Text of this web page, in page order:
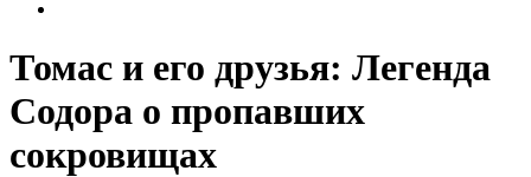
Томас и его друзья: Легенда
Содора о пропавших
сокровищах